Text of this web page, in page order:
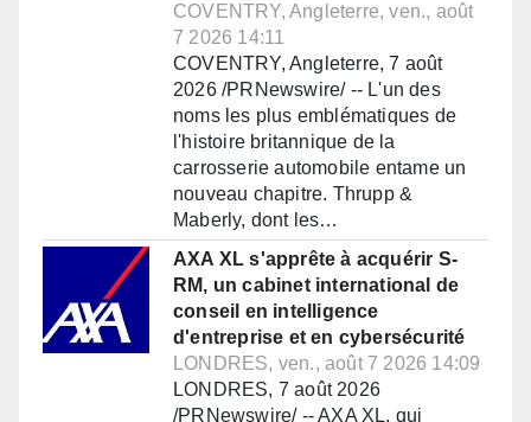
COVENTRY, Angleterre, ven., août
7 2026 14:11
COVENTRY, Angleterre, 7 août
2026 /PRNewswire/ -- L'un des
noms les plus emblématiques de
l'histoire britannique de la
carrosserie automobile entame un
nouveau chapitre. Thrupp &
Maberly, dont les…
AXA XL s'apprête à acquérir S-
RM, un cabinet international de
conseil en intelligence
d'entreprise et en cybersécurité
LONDRES, ven., août 7 2026 14:09
LONDRES, 7 août 2026
/PRNewswire/ -- AXA XL, qui